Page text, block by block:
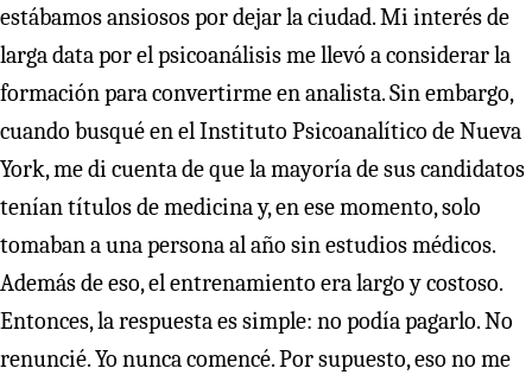
estábamos ansiosos por dejar la ciudad. Mi interés de
larga data por el psicoanálisis me llevó a considerar la
formación para convertirme en analista. Sin embargo,
cuando busqué en el Instituto Psicoanalítico de Nueva
York, me di cuenta de que la mayoría de sus candidatos
tenían títulos de medicina y, en ese momento, solo
tomaban a una persona al año sin estudios médicos.
Además de eso, el entrenamiento era largo y costoso.
Entonces, la respuesta es simple: no podía pagarlo. No
renuncié. Yo nunca comencé. Por supuesto, eso no me